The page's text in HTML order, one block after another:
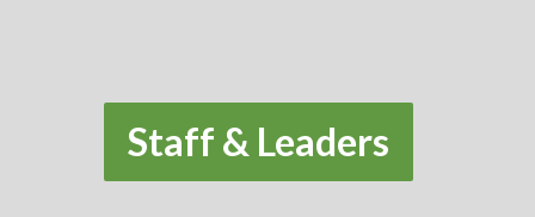
Staff & Leaders